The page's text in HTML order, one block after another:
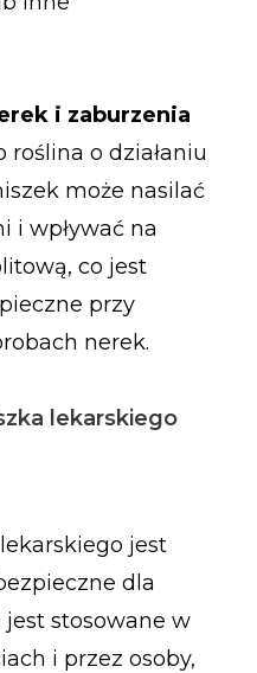
i zaburzenia
roślina o działaniu
może nasilać
i wpływać na
co jest
przy
nerek.
lekarskiego
jest
dla
stosowane w
i przez osoby,